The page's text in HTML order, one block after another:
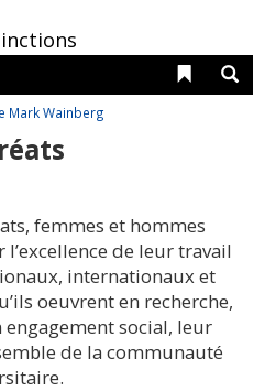
Liens
Mark Wainberg
femmes et hommes
de leur travail
internationaux et
oeuvrent en recherche,
social, leur
de la communauté